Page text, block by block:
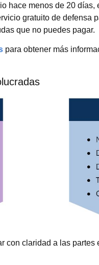
hace menos de 20
gratuito de
que no puedes pagar.
para obtener más
con claridad a las partes